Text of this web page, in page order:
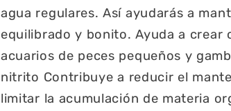
agua regulares. Así ayudarás a
equilibrado y bonito.Ayuda a crear
acuarios de peces pequeños y
nitrito Contribuye a reducir el
limitar la acumulación de materia